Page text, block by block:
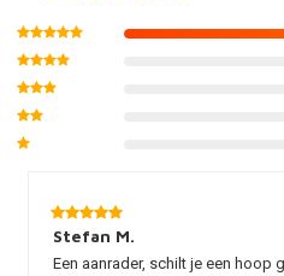
Stefan M.
Een aanrader, schilt je een hoop